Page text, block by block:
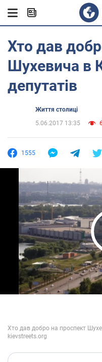
Хто дав
Шухевича в
депутатів
Життя столиці
5.06.2017 13:35
1555